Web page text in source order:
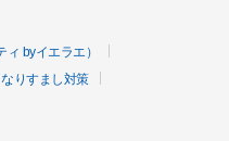
byイエラエ）
なりすまし対策